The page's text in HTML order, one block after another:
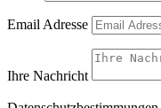
Email Adresse
Ihre Nachricht